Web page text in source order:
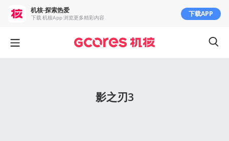
影之刃3
机核-探索热爱
下载 机核App 浏览更多精彩内容 下载APP